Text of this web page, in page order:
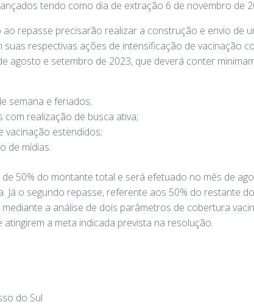
tendo como dia de extração 6 de novembro de
repasse precisarão realizar a construção e envio de
respectivas ações de intensificação de vacinação
agosto e setembro de 2023, que deverá conter
semana e feriados;
realização de busca ativa;
vacinação estendidos;
de mídias.
50% do montante total e será efetuado no mês de
Já o segundo repasse, referente aos 50% do restante
a análise de dois parâmetros de cobertura
a meta indicada prevista na resolução.
do Sul